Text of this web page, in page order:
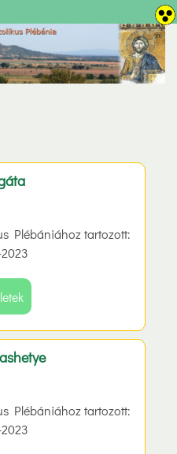
Plébániához tartozott:
Plébániához tartozott: